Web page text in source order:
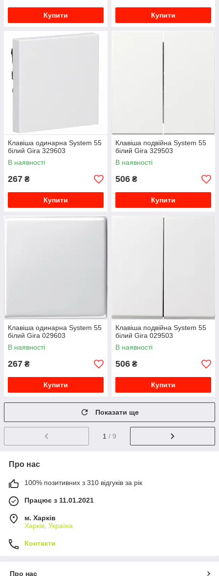
Купити Купити
Клавіша одинарна System 55
білий Gira 329603
В наявності
267 ₴
Купити
Клавіша подвійна System 55
білий Gira 329503
В наявності
506 ₴
Купити
Клавіша одинарна System 55
білий Gira 029603
В наявності
267 ₴
Купити
Клавіша подвійна System 55
білий Gira 029503
В наявності
506 ₴
Купити
Показати ще
1 / 9
Про нас
100% позитивних з 310 відгуків за рік
Працює з 11.01.2021
м. Харків
Харків, Україна
Контакти
Про нас